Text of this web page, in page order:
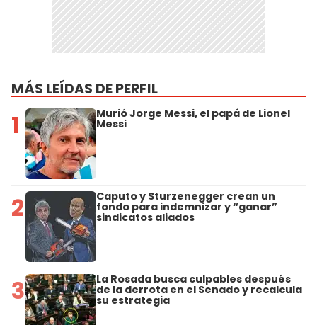
MÁS LEÍDAS DE PERFIL
1 Murió Jorge Messi, el papá de Lionel
Messi
2 Caputo y Sturzenegger crean un
fondo para indemnizar y “ganar”
sindicatos aliados
3 La Rosada busca culpables después
de la derrota en el Senado y recalcula
su estrategia